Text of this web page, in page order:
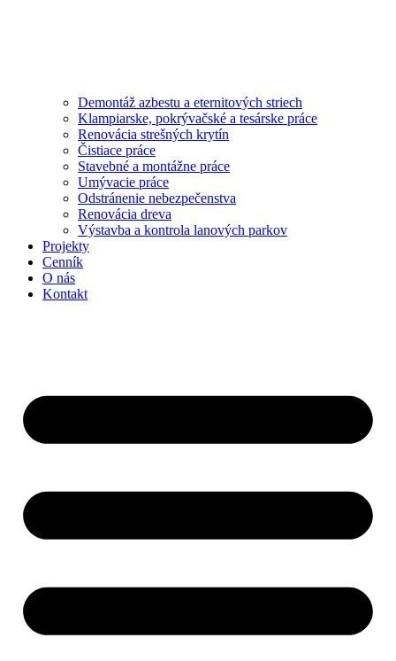
Demontáž azbestu a eternitových striech
Klampiarske, pokrývačské a tesárske práce
Renovácia strešných krytín
Čistiace práce
Stavebné a montážne práce
Umývacie práce
Odstránenie nebezpečenstva
Renovácia dreva
Výstavba a kontrola lanových parkov
Projekty
Cenník
O nás
Kontakt